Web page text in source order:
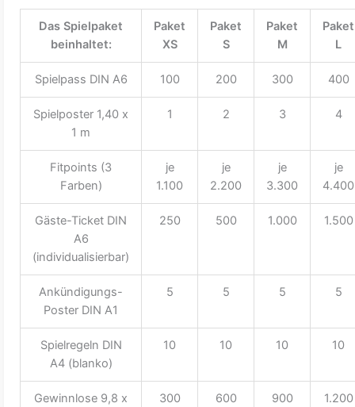
Das Spielpaket
beinhaltet:
Paket
XS
Paket
S
Paket
M
Paket
L
Spielpass DIN A6 100 200 300 400
Spielposter 1,40 x
1 m
1 2 3 4
Fitpoints (3
Farben)
je
1.100
je
2.200
je
3.300
je
4.400
Gäste-Ticket DIN
A6
(individualisierbar)
250 500 1.000 1.500
Ankündigungs-
Poster DIN A1
5 5 5 5
Spielregeln DIN
A4 (blanko)
10 10 10 10
Gewinnlose 9,8 x
300 600 900 1.200